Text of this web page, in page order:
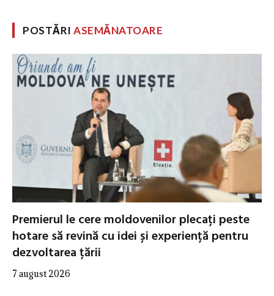
POSTĂRIASEMĂNATOARE
Premierul le cere moldovenilor plecați peste
hotare să revină cu idei și experiență pentru
dezvoltarea țării
7 august 2026